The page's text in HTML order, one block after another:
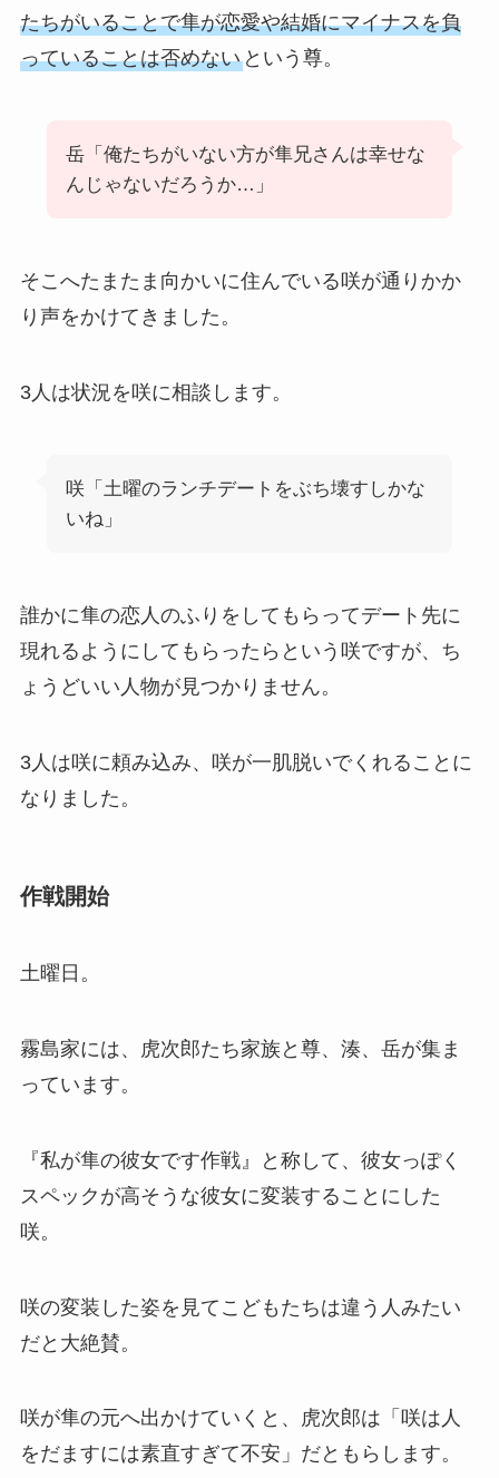
たちがいることで隼が恋愛や結婚にマイナスを負
っていることは否めないという尊。
岳「俺たちがいない方が隼兄さんは幸せな
んじゃないだろうか…」
そこへたまたま向かいに住んでいる咲が通りかか
り声をかけてきました。
3人は状況を咲に相談します。
咲「土曜のランチデートをぶち壊すしかな
いね」
誰かに隼の恋人のふりをしてもらってデート先に
現れるようにしてもらったらという咲ですが、ち
ょうどいい人物が見つかりません。
3人は咲に頼み込み、咲が一肌脱いでくれることに
なりました。
作戦開始
土曜日。
霧島家には、虎次郎たち家族と尊、湊、岳が集ま
っています。
『私が隼の彼女です作戦』と称して、彼女っぽく
スペックが高そうな彼女に変装することにした
咲。
咲の変装した姿を見てこどもたちは違う人みたい
だと大絶賛。
咲が隼の元へ出かけていくと、虎次郎は「咲は人
をだますには素直すぎて不安」だともらします。